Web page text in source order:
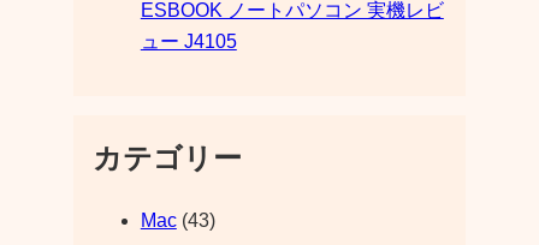
ESBOOK ノートパソコン 実機レビ
ュー J4105
カテゴリー
Mac(43)